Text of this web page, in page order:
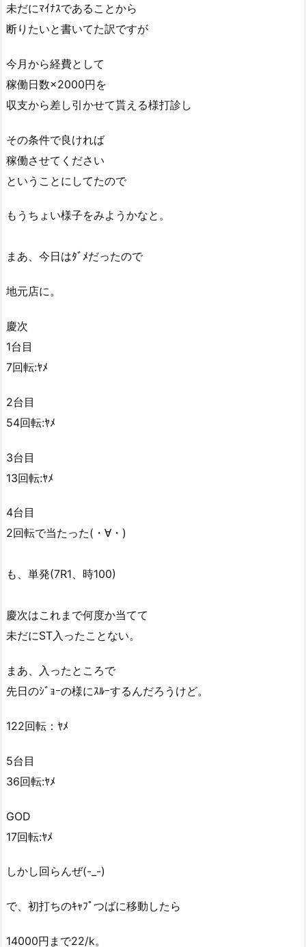
未だにﾏｲﾅｽであることから
断りたいと書いてた訳ですが
今月から経費として
稼働日数×2000円を
収支から差し引かせて貰える様打診し
その条件で良ければ
稼働させてください
ということにしてたので
もうちょい様子をみようかなと。
まあ、今日はﾀﾞﾒだったので
地元店に。
慶次
1台目
7回転:ﾔﾒ
2台目
54回転:ﾔﾒ
3台目
13回転:ﾔﾒ
4台目
2回転で当たった(・∀・)
も、単発(7R1、時100)
慶次はこれまで何度か当てて
未だにST入ったことない。
まあ、入ったところで
先日のｼﾞｮｰの様にｽﾙｰするんだろうけど。
122回転：ﾔﾒ
5台目
36回転:ﾔﾒ
GOD
17回転:ﾔﾒ
しかし回らんぜ(-_-)
で、初打ちのｷｬﾌﾟつばに移動したら
14000円まで22/k。